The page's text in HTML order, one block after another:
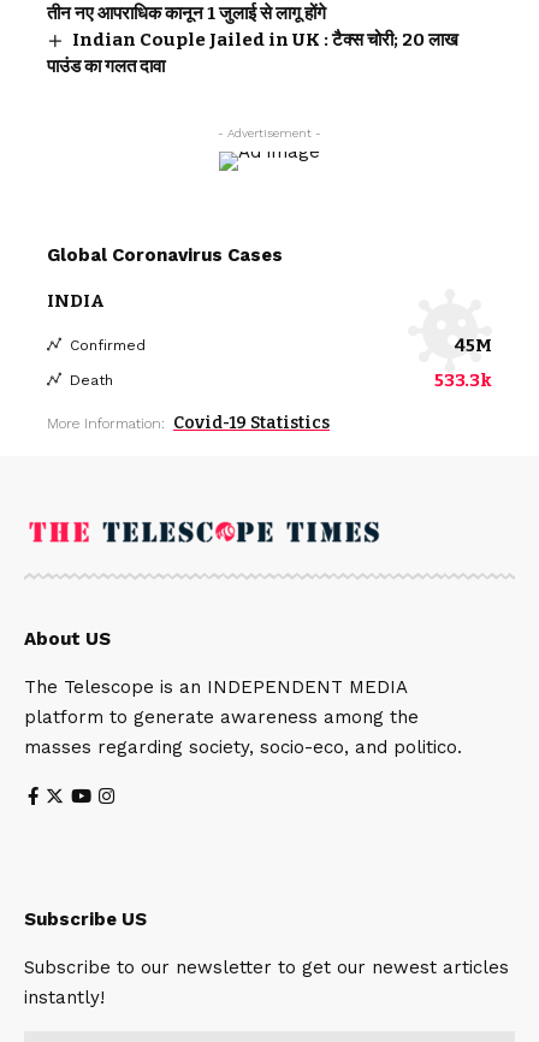
तीन नए आपराधिक कानून 1 जुलाई से लागू होंगे
Indian Couple Jailed in UK : टैक्स चोरी; 20 लाख
पाउंड का गलत दावा
- Advertisement -
Global Coronavirus Cases
INDIA
Confirmed 45M
Death 533.3k
More Information: Covid-19 Statistics
About US
The Telescope is an INDEPENDENT MEDIA
platform to generate awareness among the
masses regarding society, socio-eco, and politico.
Subscribe US
Subscribe to our newsletter to get our newest articles
instantly!